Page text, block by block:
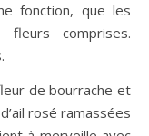
fonction, que les
fleurs comprises.
de bourrache et
rosé ramassées